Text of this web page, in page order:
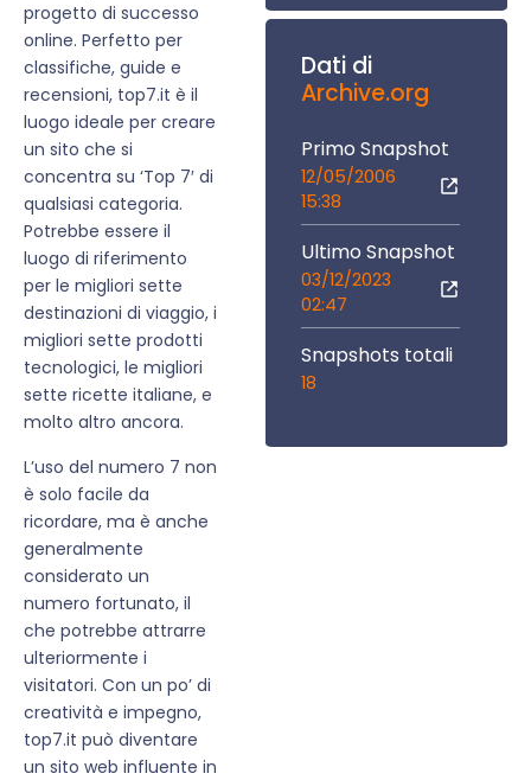
progetto di successo
online. Perfetto per
classifiche, guide e
recensioni, top7.it è il
luogo ideale per creare
un sito che si
concentra su ‘Top 7′ di
qualsiasi categoria.
Potrebbe essere il
luogo di riferimento
per le migliori sette
destinazioni di viaggio, i
migliori sette prodotti
tecnologici, le migliori
sette ricette italiane, e
molto altro ancora.
L’uso del numero 7 non
è solo facile da
ricordare, ma è anche
generalmente
considerato un
numero fortunato, il
che potrebbe attrarre
ulteriormente i
visitatori. Con un po’ di
creatività e impegno,
top7.it può diventare
un sito web influente in
Dati di
Archive.org
Primo Snapshot
12/05/2006
15:38
Ultimo Snapshot
03/12/2023
02:47
Snapshots totali
18